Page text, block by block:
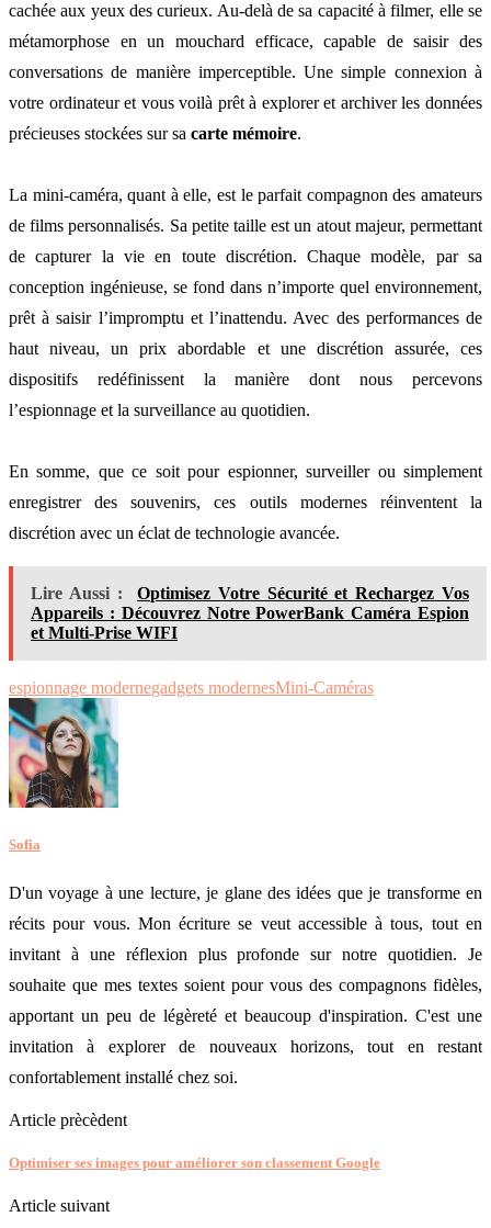
cachée aux yeux des curieux. Au-delà de sa capacité à filmer, elle se
métamorphose en un mouchard efficace, capable de saisir des
conversations de manière imperceptible. Une simple connexion à
votre ordinateur et vous voilà prêt à explorer et archiver les données
précieuses stockées sur sa carte mémoire.
La mini-caméra, quant à elle, est le parfait compagnon des amateurs
de films personnalisés. Sa petite taille est un atout majeur, permettant
de capturer la vie en toute discrétion. Chaque modèle, par sa
conception ingénieuse, se fond dans n’importe quel environnement,
prêt à saisir l’impromptu et l’inattendu. Avec des performances de
haut niveau, un prix abordable et une discrétion assurée, ces
dispositifs redéfinissent la manière dont nous percevons
l’espionnage et la surveillance au quotidien.
En somme, que ce soit pour espionner, surveiller ou simplement
enregistrer des souvenirs, ces outils modernes réinventent la
discrétion avec un éclat de technologie avancée.
Lire Aussi :
Optimisez Votre Sécurité et Rechargez Vos
Appareils : Découvrez Notre PowerBank Caméra Espion
et Multi-Prise WIFI
espionnage modernegadgets modernesMini-Caméras
Sofia
D'un voyage à une lecture, je glane des idées que je transforme en
récits pour vous. Mon écriture se veut accessible à tous, tout en
invitant à une réflexion plus profonde sur notre quotidien. Je
souhaite que mes textes soient pour vous des compagnons fidèles,
apportant un peu de légèreté et beaucoup d'inspiration. C'est une
invitation à explorer de nouveaux horizons, tout en restant
confortablement installé chez soi.
Article prècèdent
Optimiser ses images pour améliorer son classement Google
Article suivant